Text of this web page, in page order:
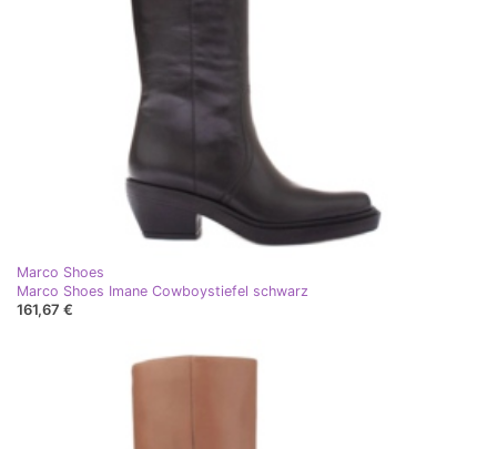
Marco Shoes
Marco Shoes Imane Cowboystiefel schwarz
161,67 €